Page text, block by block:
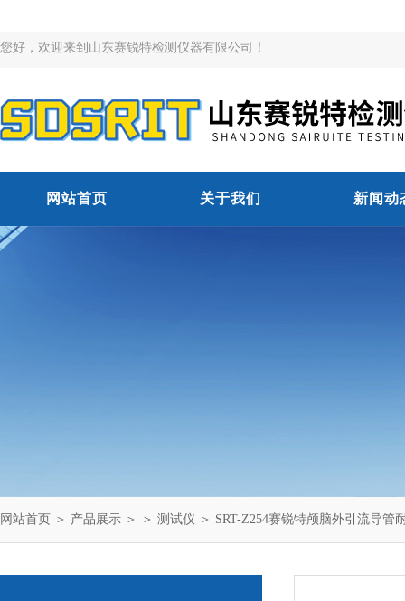
您好，欢迎来到山东赛锐特检测仪器有限公司！
网站首页 关于我们 新闻动
网站首页 ＞ 产品展示 ＞ ＞ 测试仪 ＞ SRT-Z254赛锐特颅脑外引流导管